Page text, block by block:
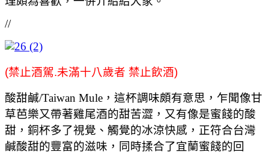
//
(禁止酒駕.未滿十八歲者 禁止飲酒)
酸甜鹹/Taiwan Mule，這杯調味頗有意思，乍聞像⽢
草芭樂又帶著雞尾酒的甜苦澀，又有像是蜜餞的酸
甜，銅杯多了視覺、觸覺的冰涼快感，正符合台灣
鹹酸甜的豐富的滋味，同時揉合了宜蘭蜜餞的回